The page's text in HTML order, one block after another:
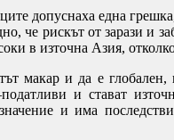
допуснаха една
че рискът от зарази и
в източна Азия,
макар и да е
и стават
и има